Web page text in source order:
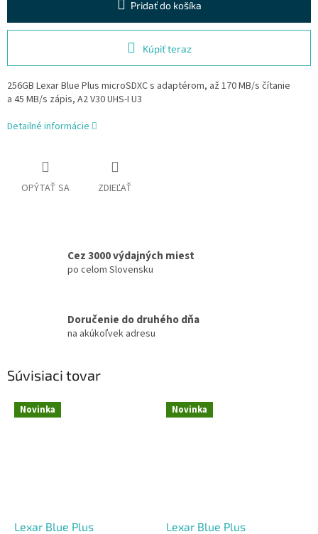
Pridať do košíka
Kúpiť teraz
256GB Lexar Blue Plus microSDXC s adaptérom, až 170 MB/s čítanie
a 45 MB/s zápis, A2 V30 UHS-I U3
Detailné informácie
OPÝTAŤ SA ZDIEĽAŤ
Cez 3000 výdajných miest
po celom Slovensku
Doručenie do druhého dňa
na akúkoľvek adresu
Súvisiaci tovar
Novinka
Lexar Blue Plus
Novinka
Lexar Blue Plus